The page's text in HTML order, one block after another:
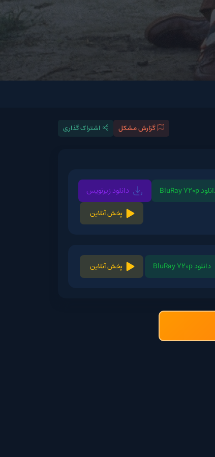
گزارش مشکل اشتراک گذاری
دانلود زیرنویس
پخش آنلاین